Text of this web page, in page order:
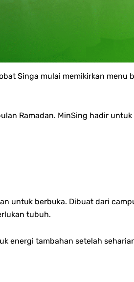
Singa mulai memikirkan menu
Ramadan. MinSing hadir
untuk berbuka. Dibuat dari
tubuh.
energi tambahan setelah